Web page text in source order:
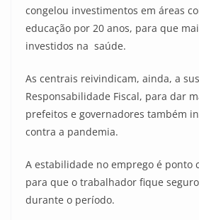
congelou investimentos em áreas
educação por 20 anos, para que
investidos na saúde.
As centrais reivindicam, ainda, a
Responsabilidade Fiscal, para dar
prefeitos e governadores também
contra a pandemia.
A estabilidade no emprego é ponto
para que o trabalhador fique
durante o período.